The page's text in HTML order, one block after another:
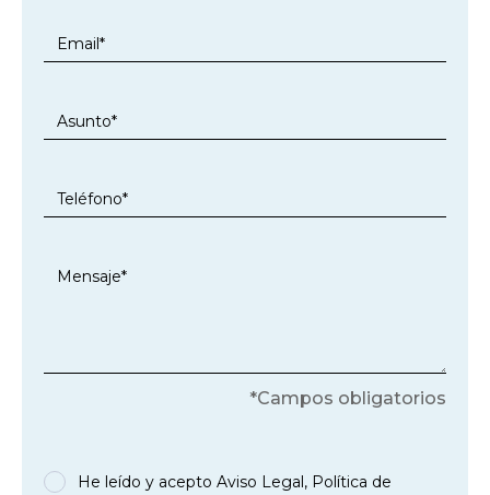
*Campos obligatorios
He leído y acepto Aviso Legal, Política de